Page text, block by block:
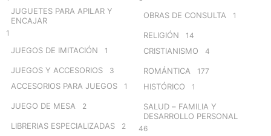
JUGUETES PARA APILAR Y
ENCAJAR
1
JUEGOS DE IMITACIÓN 1
JUEGOS Y ACCESORIOS 3
ACCESORIOS PARA JUEGOS 1
JUEGO DE MESA 2
LIBRERIAS ESPECIALIZADAS 2
OBRAS DE CONSULTA 1
RELIGIÓN 14
CRISTIANISMO 4
ROMÁNTICA 177
HISTÓRICO 1
SALUD – FAMILIA Y
DESARROLLO PERSONAL
46